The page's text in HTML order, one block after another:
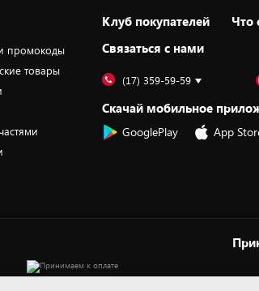
промокоды
товары
Клуб покупателей
Cвязаться с нами
Что
(17) 359-59-59
Скачай мобильное
GooglePlay App